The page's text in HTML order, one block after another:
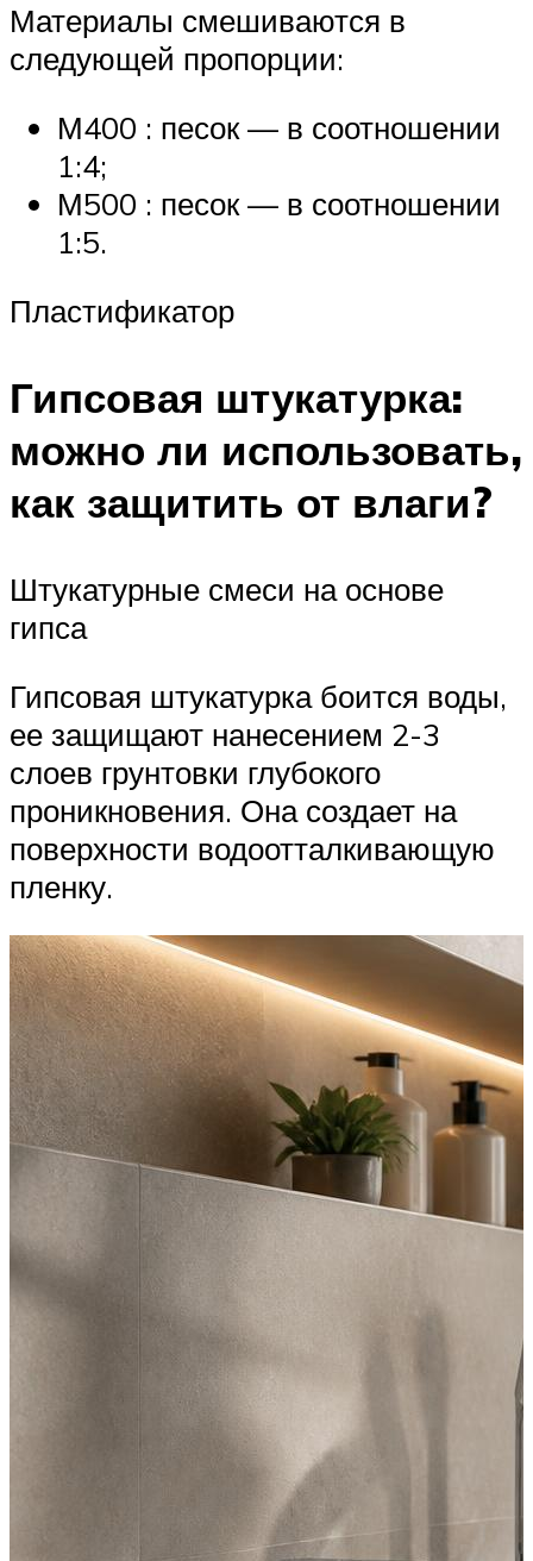
Материалы смешиваются в
следующей пропорции:
М400 : песок — в соотношении
1:4;
М500 : песок — в соотношении
1:5.
Пластификатор
Гипсовая штукатурка:
можно ли использовать,
как защитить от влаги?
Штукатурные смеси на основе
гипса
Гипсовая штукатурка боится воды,
ее защищают нанесением 2-3
слоев грунтовки глубокого
проникновения. Она создает на
поверхности водоотталкивающую
пленку.